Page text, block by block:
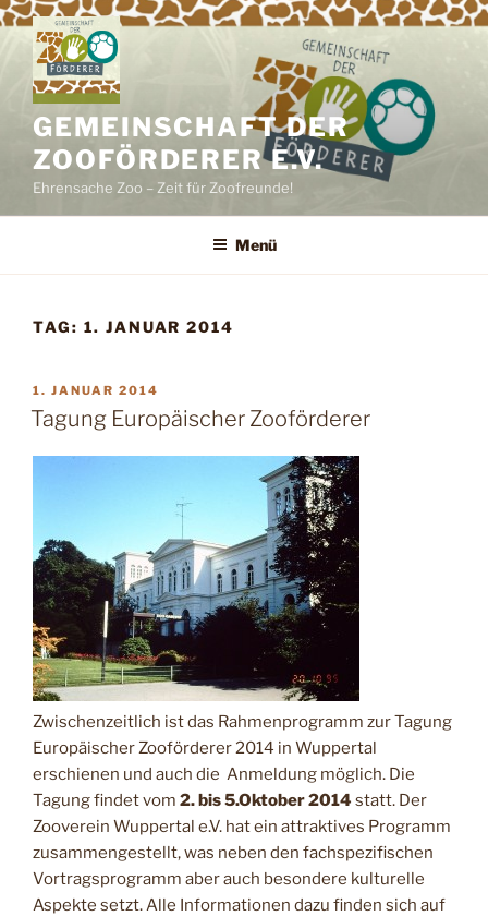
Zum
Inhalt
springen
GEMEINSCHAFT DER
ZOOFÖRDERER E.V.
Ehrensache Zoo – Zeit für Zoofreunde!
Menü
TAG: 1. JANUAR 2014
VERÖFFENTLICHT
AM
1. JANUAR 2014
Tagung Europäischer Zooförderer
Zwischenzeitlich ist das Rahmenprogramm zur Tagung
Europäischer Zooförderer 2014 in Wuppertal
erschienen und auch die Anmeldung möglich. Die
Tagung findet vom 2. bis 5.Oktober 2014 statt. Der
Zooverein Wuppertal e.V. hat ein attraktives Programm
zusammengestellt, was neben den fachspezifischen
Vortragsprogramm aber auch besondere kulturelle
Aspekte setzt. Alle Informationen dazu finden sich auf